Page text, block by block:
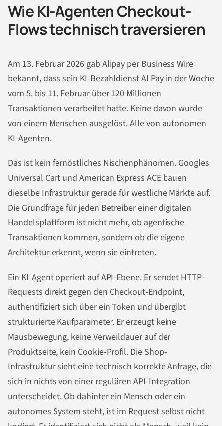
Wie KI-Agenten Checkout-
Flows technisch traversieren
Am 13. Februar 2026 gab Alipay per Business Wire
bekannt, dass sein KI-Bezahldienst AI Pay in der Woche
vom 5. bis 11. Februar über 120 Millionen
Transaktionen verarbeitet hatte. Keine davon wurde
von einem Menschen ausgelöst. Alle von autonomen
KI-Agenten.
Das ist kein fernöstliches Nischenphänomen. Googles
Universal Cart und American Express ACE bauen
dieselbe Infrastruktur gerade für westliche Märkte auf.
Die Grundfrage für jeden Betreiber einer digitalen
Handelsplattform ist nicht mehr, ob agentische
Transaktionen kommen, sondern ob die eigene
Architektur erkennt, wenn sie eintreten.
Ein KI-Agent operiert auf API-Ebene. Er sendet HTTP-
Requests direkt gegen den Checkout-Endpoint,
authentifiziert sich über ein Token und übergibt
strukturierte Kaufparameter. Er erzeugt keine
Mausbewegung, keine Verweildauer auf der
Produktseite, kein Cookie-Profil. Die Shop-
Infrastruktur sieht eine technisch korrekte Anfrage, die
sich in nichts von einer regulären API-Integration
unterscheidet. Ob dahinter ein Mensch oder ein
autonomes System steht, ist im Request selbst nicht